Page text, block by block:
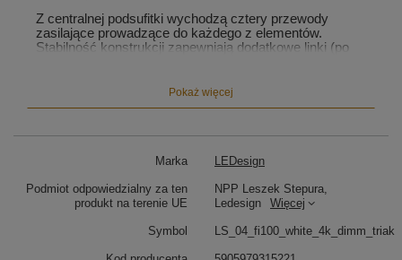
Z centralnej podsufitki wychodzą cztery przewody
zasilające prowadzące do każdego z elementów.
Stabilność konstrukcji zapewniają dodatkowe linki (po
Wysokość zawieszenia i rozmieszczenie
można swobodnie regulować, tworząc indywidualną
No.4świetnie sprawdza się w dużych, wysokich
przestrzeniach – nad stołem w jadalni, w salonach z
Wielopoziomowa kompozycja okręgów nadaje wnętrzu
Pokaż więcej
Marka LEDesign
Podmiot odpowiedzialny za ten
produkt na terenie UE
NPP Leszek Stepura,
Ledesign
Więcej
Symbol LS_04_fi100_white_4k_dimm_triak